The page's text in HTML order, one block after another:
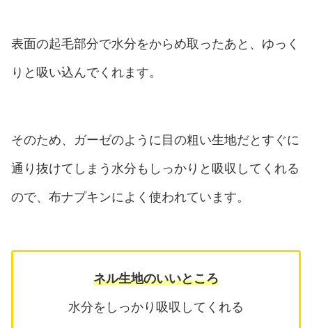
表面の起毛部分で水分をからめ取ったあと、ゆっく
りと吸い込んでくれます。
そのため、ガーゼのように目の粗い生地だとすぐに
通り抜けてしまう水分もしっかりと吸収してくれる
ので、布ナプキンによく使われています。
ネル生地のいいところ
水分をしっかり吸収してくれる